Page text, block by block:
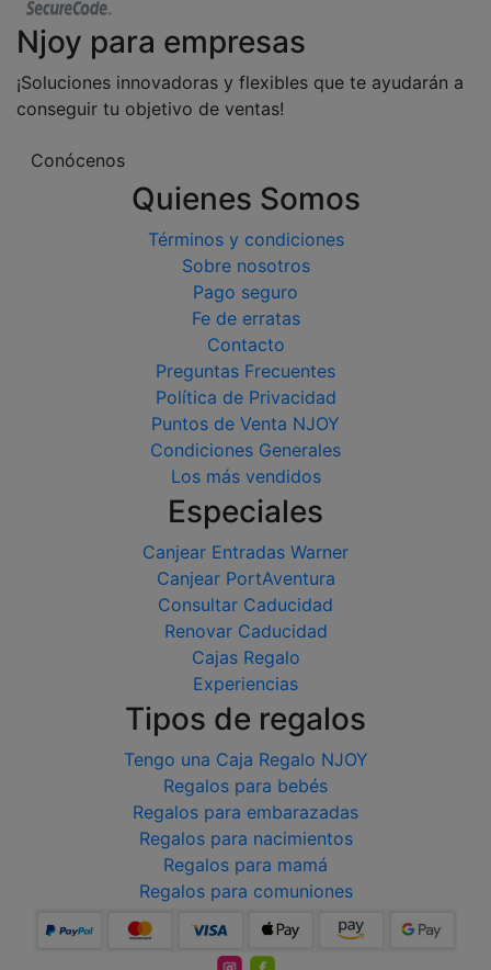
Njoy para empresas
¡Soluciones innovadoras y flexibles que te ayudarán a
conseguir tu objetivo de ventas!
Conócenos
Quienes Somos
Términos y condiciones
Sobre nosotros
Pago seguro
Fe de erratas
Contacto
Preguntas Frecuentes
Política de Privacidad
Puntos de Venta NJOY
Condiciones Generales
Los más vendidos
Especiales
Canjear Entradas Warner
Canjear PortAventura
Consultar Caducidad
Renovar Caducidad
Cajas Regalo
Experiencias
Tipos de regalos
Tengo una Caja Regalo NJOY
Regalos para bebés
Regalos para embarazadas
Regalos para nacimientos
Regalos para mamá
Regalos para comuniones